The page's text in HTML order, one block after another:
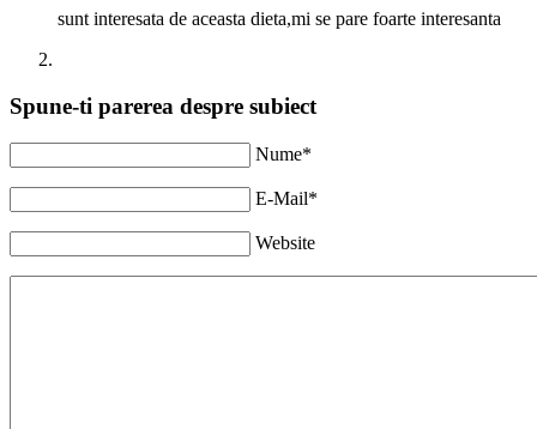
sunt interesata de aceasta dieta,mi se pare foarte interesanta
Spune-ti parerea despre subiect
Nume*
E-Mail*
Website